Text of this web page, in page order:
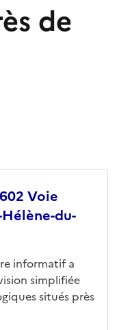
de
presse-papier
Voie
du-
informatif a
simplifiée
situés près